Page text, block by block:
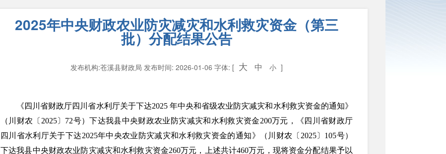
2025年中央财政农业防灾减灾和水利救灾资金（第三
批）分配结果公告
发布机构:苍溪县财政局 发布时间: 2026-01-06 字体: [ 大 中 小 ]
《四川省财政厅四川省水利厅关于下达2025 年中央和省级农业防灾减灾和水利救灾资金的通知》
（川财农〔2025〕72号）下达我县中央财政农业防灾减灾和水利救灾资金200万元，《四川省财政厅
四川省水利厅关于下达2025年中央农业防灾减灾和水利救灾资金的通知》（川财农〔2025〕105号）
下达我县中央财政农业防灾减灾和水利救灾资金260万元，上述共计460万元，现将资金分配结果予以